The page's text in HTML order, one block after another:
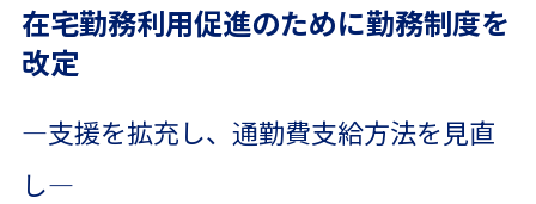
在宅勤務利用促進のために勤務制度を
改定
―支援を拡充し、通勤費支給方法を見直
し―